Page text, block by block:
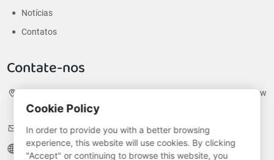
Notícias
Contatos
Contate-nos
No. 2, Fuqiang Road, Jinhu Economic Development New
District, Huai 'an City, Jiangsu Province, China
E-correspondência:nico@jyhshelf.com
Site:jyhshelf.com
Cookie Policy
In order to provide you with a better browsing
experience, this website will use cookies. By clicking
"Accept" or continuing to browse this website, you